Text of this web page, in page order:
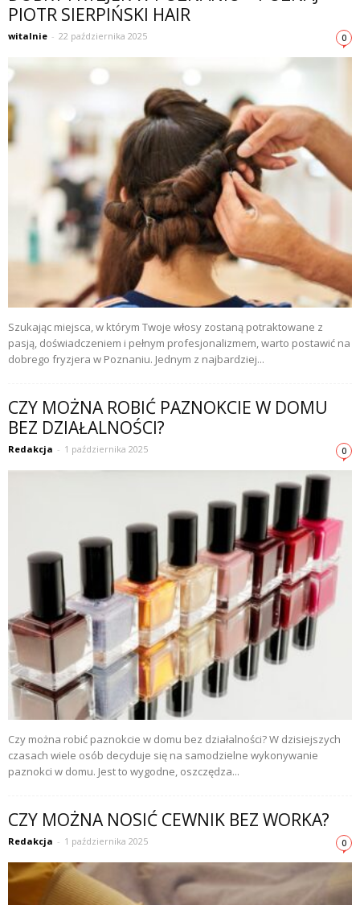
PIOTR SIERPIŃSKI HAIR
witalnie - 22 października 2025 0
Szukając miejsca, w którym Twoje włosy zostaną potraktowane z
pasją, doświadczeniem i pełnym profesjonalizmem, warto postawić na
dobrego fryzjera w Poznaniu. Jednym z najbardziej...
CZY MOŻNA ROBIĆ PAZNOKCIE W DOMU
BEZ DZIAŁALNOŚCI?
Redakcja - 1 października 2025 0
Czy można robić paznokcie w domu bez działalności? W dzisiejszych
czasach wiele osób decyduje się na samodzielne wykonywanie
paznokci w domu. Jest to wygodne, oszczędza...
CZY MOŻNA NOSIĆ CEWNIK BEZ WORKA?
Redakcja - 1 października 2025 0